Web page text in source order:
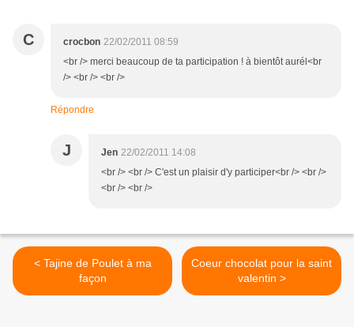
C crocbon 22/02/2011 08:59
<br /> merci beaucoup de ta participation ! à bientôt aurél<br
/> <br /> <br />
Répondre
J Jen 22/02/2011 14:08
<br /> <br /> C'est un plaisir d'y participer<br /> <br />
<br /> <br />
< Tajine de Poulet à ma
façon
Coeur chocolat pour la saint
valentin >